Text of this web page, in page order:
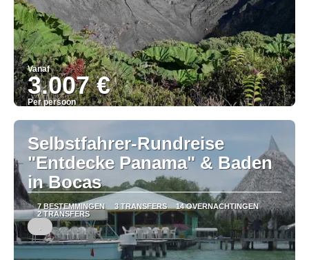
Vanaf
3.007 €
Per persoon
Bekijk
Selbstfahrer-Rundreise
"Entdecke Panama" & Baden
in Bocas
7 BESTEMMINGEN 3 TRANSFERS
14 OVERNACHTINGEN
2 TRANSFERS
.